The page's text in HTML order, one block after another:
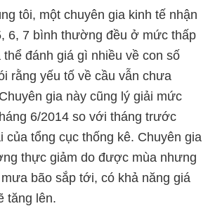
tôi, một chuyên gia kinh tế nhận
6, 7 bình thường đều ở mức thấp
đánh giá gì nhiều về con số
rằng yếu tố về cầu vẫn chưa
gia này cũng lý giải mức
6/2014 so với tháng trước
của tổng cục thống kê. Chuyên gia
thực giảm do được mùa nhưng
bão sắp tới, có khả năng giá
tăng lên.